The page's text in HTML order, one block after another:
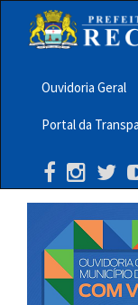
principalMenu
Barra
Topo
PCR
Ouvidoria Geral
Portal da